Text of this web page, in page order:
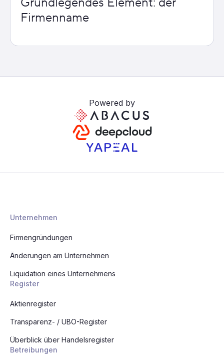
Firmenname
Powered by
Unternehmen
Firmengründungen
Änderungen am Unternehmen
Liquidation eines Unternehmens
Register
Aktienregister
Transparenz- / UBO-Register
Überblick über Handelsregister
Betreibungen